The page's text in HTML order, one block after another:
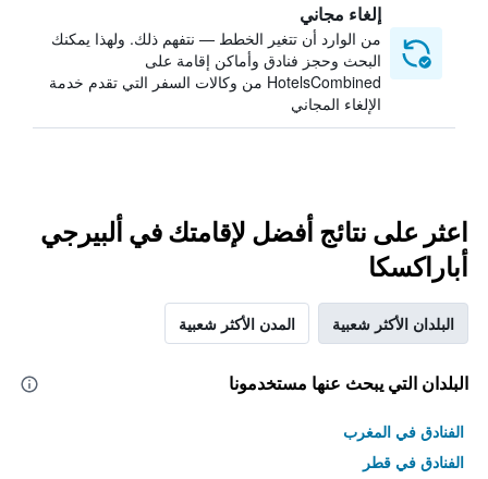
إلغاء مجاني
من الوارد أن تتغير الخطط — نتفهم ذلك. ولهذا يمكنك
البحث وحجز فنادق وأماكن إقامة على
HotelsCombined من وكالات السفر التي تقدم خدمة
الإلغاء المجاني
اعثر على نتائج أفضل لإقامتك في ألبيرجي
أباراكسكا
البلدان الأكثر شعبية المدن الأكثر شعبية
البلدان التي يبحث عنها مستخدمونا
الفنادق في المغرب
الفنادق في قطر